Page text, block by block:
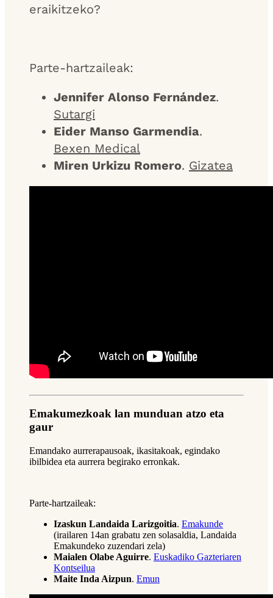
eraikitzeko?
Parte-hartzaileak:
Jennifer Alonso Fernández.
Sutargi
Eider Manso Garmendia.
Bexen Medical
Miren Urkizu Romero. Gizatea
Emakumezkoak lan munduan atzo eta
gaur
Emandako aurrerapausoak, ikasitakoak, egindako
ibilbidea eta aurrera begirako erronkak.
Parte-hartzaileak:
Izaskun Landaida Larizgoitia. Emakunde
(irailaren 14an grabatu zen solasaldia, Landaida
Emakundeko zuzendari zela)
Maialen Olabe Aguirre. Euskadiko Gazteriaren
Kontseilua
Maite Inda Aizpun. Emun